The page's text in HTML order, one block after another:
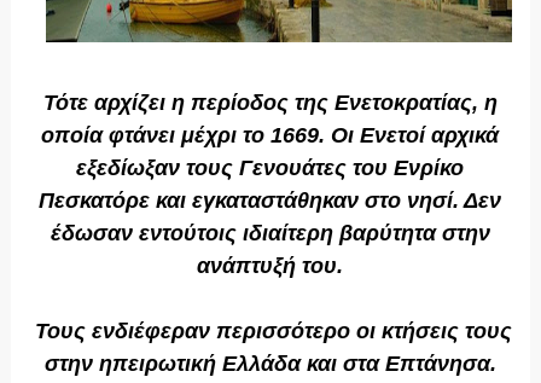
Τότε αρχίζει η περίοδος της Ενετοκρατίας, η
οποία φτάνει μέχρι το 1669. Οι Ενετοί αρχικά
εξεδίωξαν τους Γενουάτες του Ενρίκο
Πεσκατόρε και εγκαταστάθηκαν στο νησί. Δεν
έδωσαν εντούτοις ιδιαίτερη βαρύτητα στην
ανάπτυξή του.
Τους ενδιέφεραν περισσότερο οι κτήσεις τους
στην ηπειρωτική Ελλάδα και στα Επτάνησα.